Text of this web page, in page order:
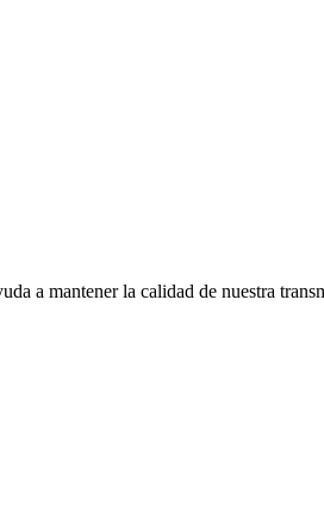
a mantener la calidad de nuestra